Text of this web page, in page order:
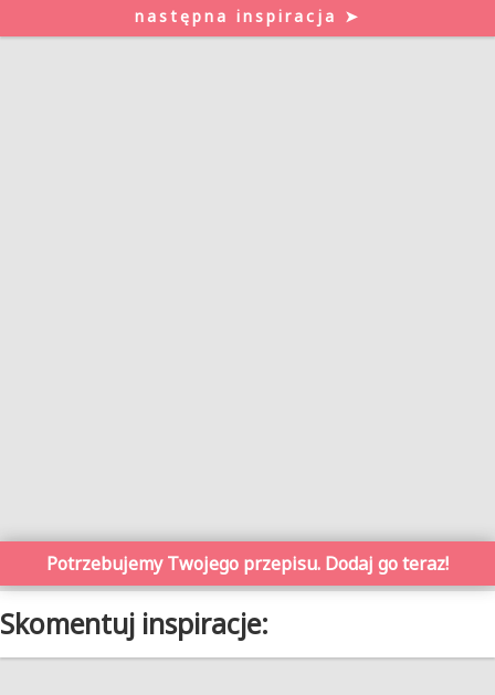
następna inspiracja ➤
Potrzebujemy Twojego przepisu. Dodaj go teraz!
Skomentuj inspiracje: